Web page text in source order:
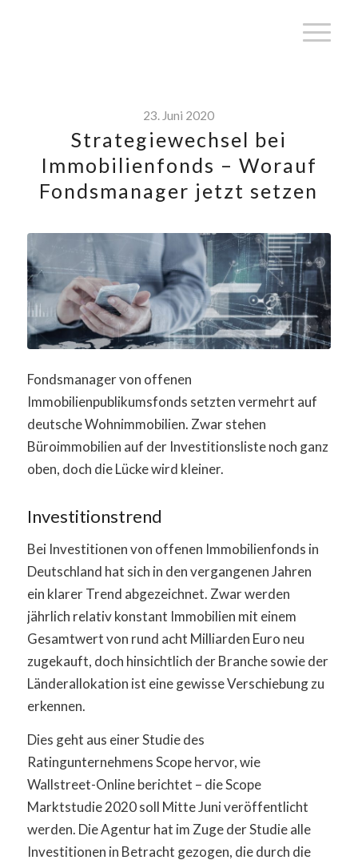
23. Juni 2020
Strategiewechsel bei
Immobilienfonds – Worauf
Fondsmanager jetzt setzen
Fondsmanager von offenen
Immobilienpublikumsfonds setzten vermehrt auf
deutsche Wohnimmobilien. Zwar stehen
Büroimmobilien auf der Investitionsliste noch ganz
oben, doch die Lücke wird kleiner.
Investitionstrend
Bei Investitionen von offenen Immobilienfonds in
Deutschland hat sich in den vergangenen Jahren
ein klarer Trend abgezeichnet. Zwar werden
jährlich relativ konstant Immobilien mit einem
Gesamtwert von rund acht Milliarden Euro neu
zugekauft, doch hinsichtlich der Branche sowie der
Länderallokation ist eine gewisse Verschiebung zu
erkennen.
Dies geht aus einer Studie des
Ratingunternehmens Scope hervor, wie
Wallstreet-Online berichtet – die Scope
Marktstudie 2020 soll Mitte Juni veröffentlicht
werden. Die Agentur hat im Zuge der Studie alle
Investitionen in Betracht gezogen, die durch die